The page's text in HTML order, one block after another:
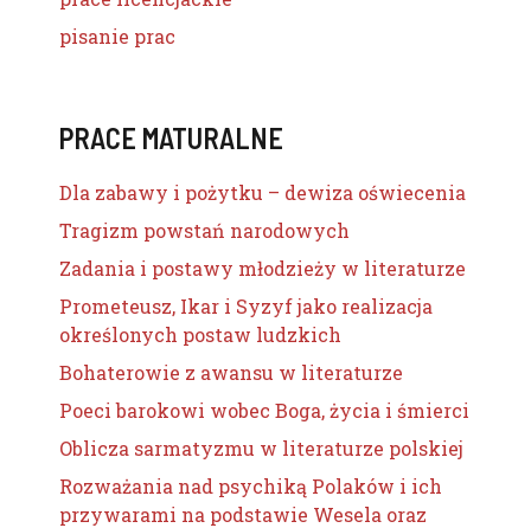
pisanie prac
PRACE MATURALNE
Dla zabawy i pożytku – dewiza oświecenia
Tragizm powstań narodowych
Zadania i postawy młodzieży w literaturze
Prometeusz, Ikar i Syzyf jako realizacja
określonych postaw ludzkich
Bohaterowie z awansu w literaturze
Poeci barokowi wobec Boga, życia i śmierci
Oblicza sarmatyzmu w literaturze polskiej
Rozważania nad psychiką Polaków i ich
przywarami na podstawie Wesela oraz